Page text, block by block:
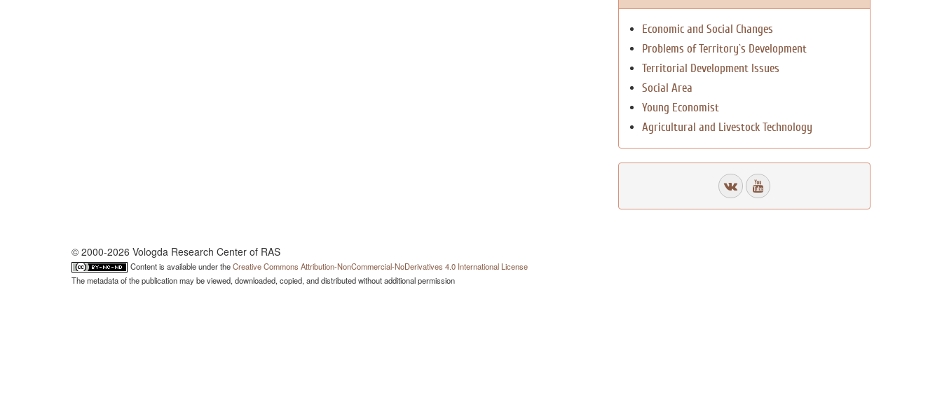
Economic and Social Changes
Problems of Territory`s Development
Territorial Development Issues
Social Area
Young Economist
Agricultural and Livestock Technology
© 2000-2026 Vologda Research Center of RAS
Content is available under theCreative Commons Attribution-NonCommercial-NoDerivatives 4.0 International License
The metadata of the publication may be viewed, downloaded, copied, and distributed without additional permission